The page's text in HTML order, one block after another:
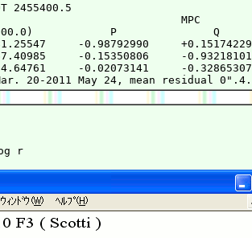
2455400.5
MPC
P               Q
-0.98792990     +0.15174229
-0.15350806     -0.93218101
-0.02073141     -0.32865307